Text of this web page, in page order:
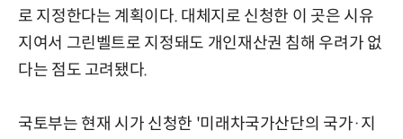
로 지정한다는 계획이다. 대체지로 신청한 이 곳은 시유
지여서 그린벨트로 지정돼도 개인재산권 침해 우려가 없
다는 점도 고려됐다.
국토부는 현재 시가 신청한 '미래차국가산단의 국가·지